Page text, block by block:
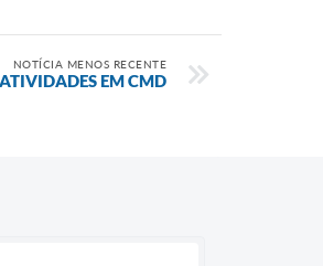
NOTÍCIA MENOS RECENTE
EM CMD